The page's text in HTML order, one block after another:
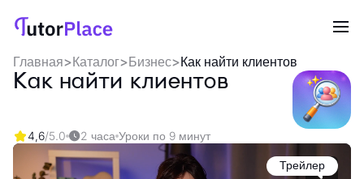
Главная>Каталог>Бизнес>Как найти клиентов
Как найти клиентов
4,6/5.0 2 часа Уроки по 9 минут
Трейлер